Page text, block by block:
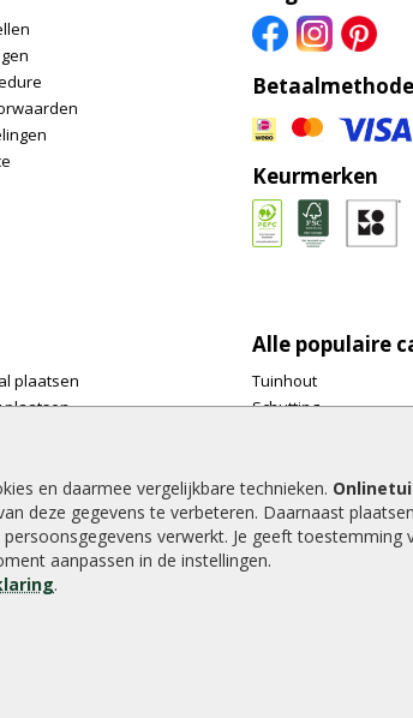
en daarmee vergelijkbare technieken.
deze gegevens te verbeteren. Daarnaast
verwerkt. Je geeft
aanpassen in de instellingen.
.
Keurmerken
plaatsen
plaatsen
voor in de tuin
een schapenhek
Alle populaire
Tuinhout
Schutting
Tuinhekken
Tuinhuizen
Blokhutten
Overkappingen